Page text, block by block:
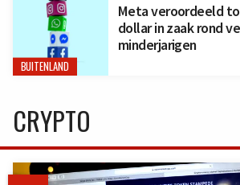
BUITENLAND
Meta veroordeeld
dollar in zaak rond
minderjarigen
CRYPTO